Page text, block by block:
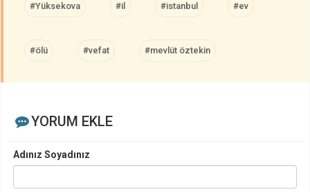
#Yüksekova #il #istanbul #ev
#ölü #vefat #mevlüt öztekin
YORUM EKLE
Adınız Soyadınız